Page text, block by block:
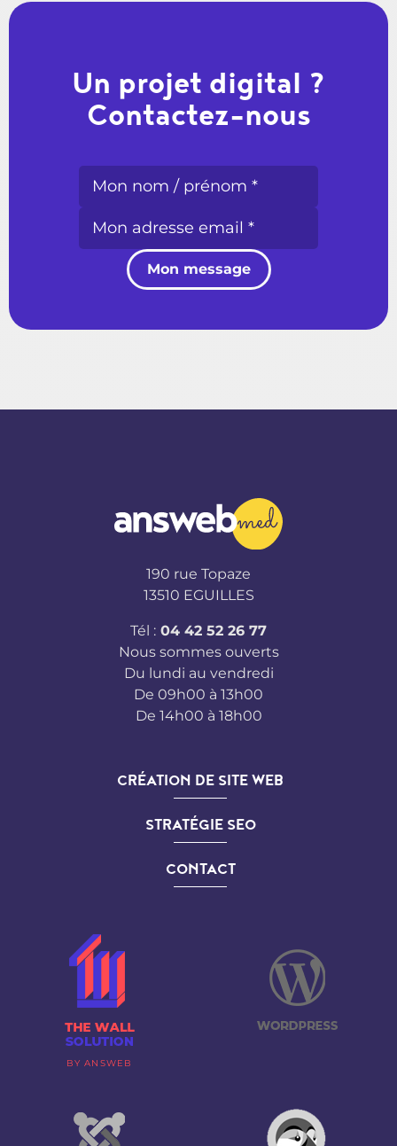
Un projet digital ?
Contactez-nous
Mon message
190 rue Topaze
13510 EGUILLES
Tél : 04 42 52 26 77
Nous sommes ouverts
Du lundi au vendredi
De 09h00 à 13h00
De 14h00 à 18h00
CRÉATION DE SITE WEB
STRATÉGIE SEO
CONTACT
BY ANSWEB